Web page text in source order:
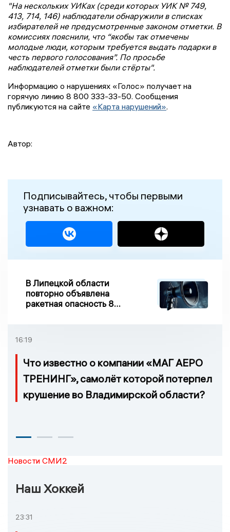
"На нескольких УИКах (среди которых УИК № 749,
413, 714, 146) наблюдатели обнаружили в списках
избирателей не предусмотренные законом отметки. В
комиссиях пояснили, что “якобы так отмечены
молодые люди, которым требуется выдать подарки в
честь первого голосования”. По просьбе
наблюдателей отметки были стёрты".
Информацию о нарушениях «Голос» получает на
горячую линию 8 800 333-33-50. Сообщения
публикуются на сайте «Карта нарушений».
Автор:
Подписывайтесь, чтобы первыми
узнавать о важном:
В Липецкой области
повторно объявлена
ракетная опасность 8
16:19
Что известно о компании «МАГ АЕРО
ТРЕНИНГ», самолёт которой потерпел
крушение во Владимирской области?
Новости СМИ2
Наш Хоккей
23:31